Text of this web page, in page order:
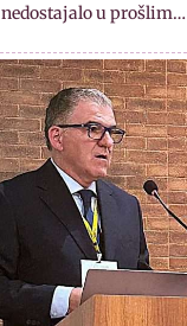
nedostajalo u prošlim…